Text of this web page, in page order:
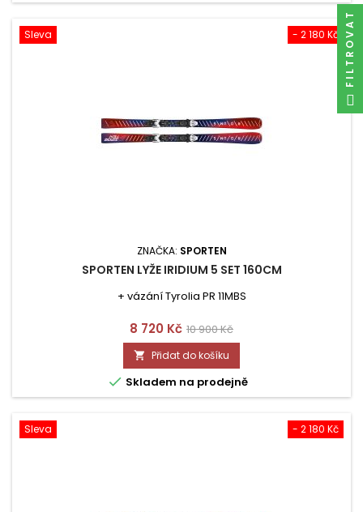
- 2 180 Kč
Sleva
ZNAČKA: SPORTEN
SPORTEN LYŽE IRIDIUM 5 SET 160CM
+ vázání Tyrolia PR 11MBS
Cena
8 720 Kč Běžná
cena
10 900 Kč
 Přidat do košíku
 Skladem na prodejně
- 2 180 Kč
Sleva
FILTROVAT